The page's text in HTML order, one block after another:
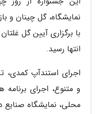
نمایشگاه، گل چینان و
با برگزاری آیین گل
انتها رسید.
اجرای استندآپ کمدی،
و متنوع، اجرای